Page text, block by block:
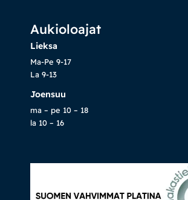
Aukioloajat
Lieksa
Ma-Pe 9-17
La 9-13
Joensuu
ma – pe 10 – 18
la 10 – 16